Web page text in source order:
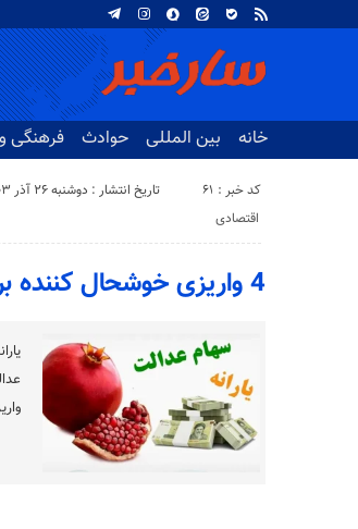
خانه بین المللی حوادث فرهنگی
کد خبر : 61 تاریخ انتشار : دوشنبه ۲۶ آذر ۱۴۰۳ - ۲۰:۵۵
اقتصادی
4 واریزی خوشحال کننده برای مردم در شب یلدا